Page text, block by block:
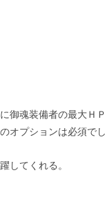
御魂装備者の最大Ｈ
オプションは必須でし
してくれる。